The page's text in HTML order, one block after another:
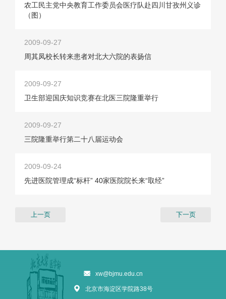
农工民主党中央教育工作委员会医疗队赴四川甘孜州义诊
（图）
2009-09-27
周其凤校长转来患者对北大六院的表扬信
2009-09-27
卫生部迎国庆知识竞赛在北医三院隆重举行
2009-09-27
三院隆重举行第二十八届运动会
2009-09-24
先进医院管理成“标杆” 40家医院院长来“取经”
上一页 下一页
xw@bjmu.edu.cn
北京市海淀区学院路38号